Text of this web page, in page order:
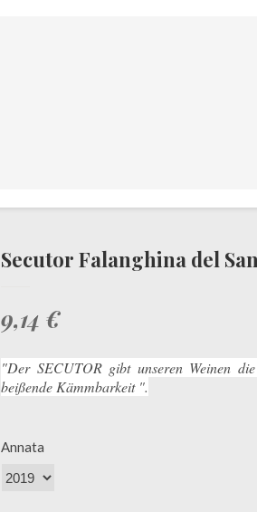
Secutor Falanghina del
9,14 €
"Der SECUTOR gibt unseren Weinen
beißende Kämmbarkeit ".
Annata